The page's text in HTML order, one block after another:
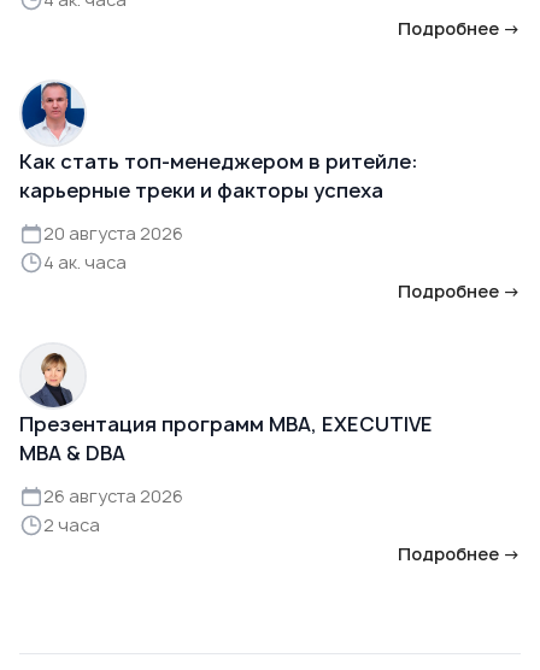
Подробнее →
Как стать топ-менеджером в ритейле:
карьерные треки и факторы успеха
20 августа 2026
4 ак. часа
Подробнее →
Презентация программ MBA, EXECUTIVE
MBA & DBA
26 августа 2026
2 часа
Подробнее →